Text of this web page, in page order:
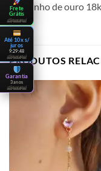
em banho de ouro 18k
PRODUTOS
Frete
Grátis
clique aqui
Até 10x s/
juros
9:29:48
clique aqui
Garantia
3 anos
clique aqui